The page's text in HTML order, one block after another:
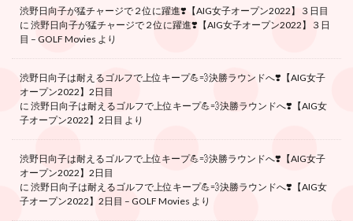
渋野日向子が猛チャージで２位に躍進❣️【AIG女子オープン2022】３日目
に 渋野日向子が猛チャージで２位に躍進❣️【AIG女子オープン2022】３日
目 – GOLF Movies より
渋野日向子は耐えるゴルフで上位キープ💪💨決勝ラウンドへ❣️【AIG女子
オープン2022】2日目
に 渋野日向子は耐えるゴルフで上位キープ💪💨決勝ラウンドへ❣️【AIG女
子オープン2022】2日目 より
渋野日向子は耐えるゴルフで上位キープ💪💨決勝ラウンドへ❣️【AIG女子
オープン2022】2日目
に 渋野日向子は耐えるゴルフで上位キープ💪💨決勝ラウンドへ❣️【AIG女
子オープン2022】2日目 – GOLF Movies より